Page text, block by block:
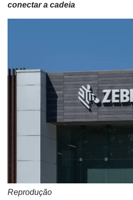
conectar a cadeia
Reprodução